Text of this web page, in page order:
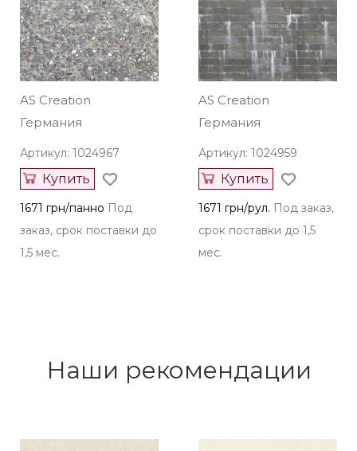
AS Creation
Германия
Артикул: 1024967
Купить
1671 грн/панно Под
заказ, срок поставки до
1,5 мес.
AS Creation
Германия
Артикул: 1024959
Купить
1671 грн/рул. Под заказ,
срок поставки до 1,5
мес.
Наши рекомендации